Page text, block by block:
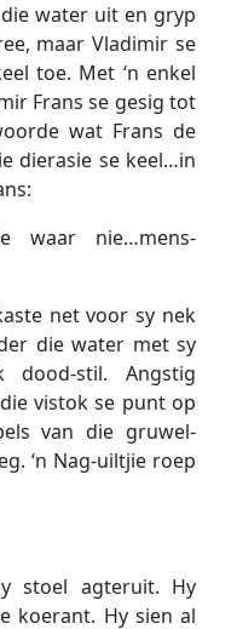
water uit en gryp
maar Vladimir se
toe. Met ‘n enkel
Frans se gesig tot
wat Frans de
dierasie se keel…in
waar nie…mens-
net voor sy nek
die water met sy
stil. Angstig
vistok se punt op
van die gruwel-
‘n Nag-uiltjie roep
stoel agteruit. Hy
koerant. Hy sien al